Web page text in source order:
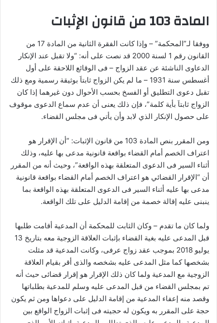
المادة 103 من قانون الإثبات
ووفقا لـ”المحكمة” – وإذا كانت الفقرة الثانية من المادة 17 من
القانون رقم 1 لسنة 2000 قد نصت على أنه: “ولا تقبل عند الإنكار
الدعاوى الناشئة عن عقد الزواج – فى الوقائع اللاحقة على أول
أغسطس سنة 1931 – ما لم يكن الزواج ثابتاَ بوثيقة رسمية ومع ذلك
تقبل دعوى التطليق أو الفسخ بحسب الأحوال دون غيرهما إذا كان
الزواج ثابتاَ بأية كلمة”، فإن ذلك يعنى أن عدم سماع الدعوى موقوف
على حصول الإنكار الذي لابد وأن يأتي فى مجلس القضاء.
ومن المقرر بنص المادة 103 من قانون الإثبات: “أن الإقرار هو
اعتراف الخصم أمام القضاء بواقعة قانونية مدعى بها عليه، وذلك
أثناء السير فى الدعوى المتعلقة بهذه الواقعة”، وحيث أنه من المقرر
أن “الإقرار القضائي هو اعتراف الخصم أمام القضاء بواقعة قانونية
مدعى بها عليه أثناء السير فى الدعوى المتعلقة بهذه الواقعة بما
ينبنى عليه إقالة خصمة من إقامة الدليل على تلك الواقعة.
ولما كان ما تقدم – وكان الثابت للمحكمة أن المدعية أقامت طلبها
قبل المدعى عليه بغية القضاء بإثبات العلاقة الزوجية معه بتاريخ 13
يوليو 2018 بموجب عقد زواج عرفى، وكانت المدعية قد مثلت
بشخصها كما مثل المدعى عليه بشخصه والذى أقر بقيام العلاقة
الزوجية مع المدعية ولما كان ذلك الإقرار هو إقرار قضائى حيث أنه
تم بمجلس القضاء من قبل المدعى عليه وسلم للمدعية بطلباتها
وقصد منه إعفاء المدعية من إقامة الدليل على دعواها ومن ثم يكون
حجة على المقرر به ويكون له حجيته فى إثبات الزواج الواقع بين